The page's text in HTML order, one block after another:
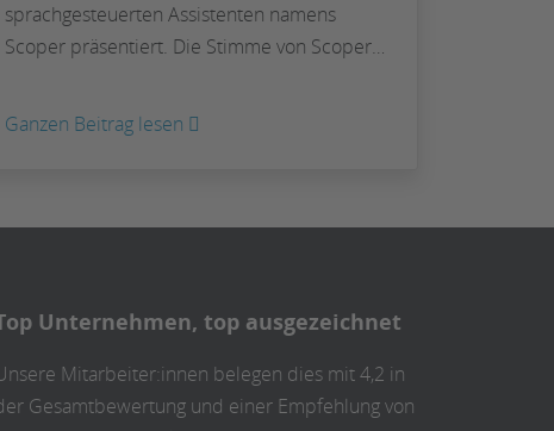
sprachgesteuerten Assistenten namens
Scoper präsentiert. Die Stimme von Scoper…
Ganzen Beitrag lesen
Unternehmen, top ausgezeichnet
Mitarbeiter:innen belegen dies mit 4,2 in
Gesamtbewertung und einer Empfehlung von